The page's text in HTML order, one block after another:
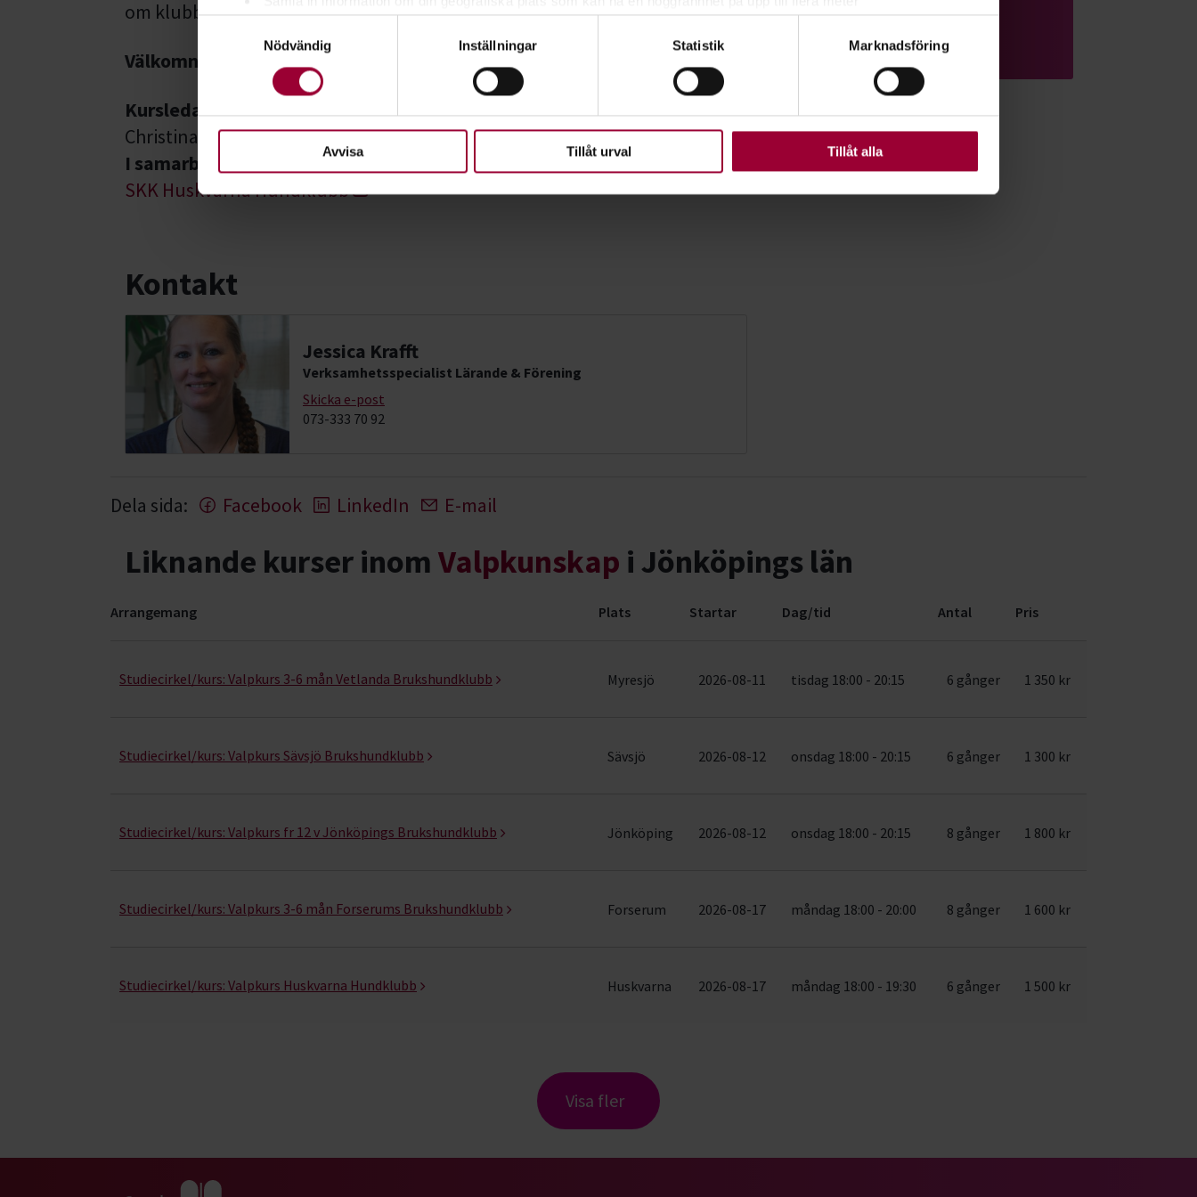
Ta reda på mer om hur dina personliga uppgifter behandlas och ställ in dina preferenser i
detaljsektionen . Du kan ändra
eller dra tillbaka ditt samtycke när som helst från cookie-förklaringen.
För att du ska få en så bra upplevelse som möjligt använder vi kakor (cookies) på vår webbplats. Vissa kakor är
Nödvändig
Inställningar Statistik Marknadsföring
Avvisa Tillåt urval Tillåt alla
om klubben lägger ut en ny liknande kurs.
Välkomna!
Kursledare
Christina Andersson
I samarbete med
SKK Huskvarna Hundklubb
Kontakt
Jessica Krafft
Verksamhetsspecialist Lärande & Förening
Skicka e-post
073-333 70 92
Läs mer om ämnet
Dela sida: Facebook LinkedIn E-mail
Liknande kurser inom Valpkunskap i Jönköpings län
Arrangemang Plats Startar Dag/tid Antal Pris
Studiecirkel/kurs: Valpkurs 3-6 mån Vetlanda Brukshundklubb Myresjö 2026-08-11 tisdag 18:00 - 20:15 6 gånger 1 350 kr
Studiecirkel/kurs: Valpkurs Sävsjö Brukshundklubb Sävsjö 2026-08-12 onsdag 18:00 - 20:15 6 gånger 1 300 kr
Studiecirkel/kurs: Valpkurs fr 12 v Jönköpings Brukshundklubb Jönköping 2026-08-12 onsdag 18:00 - 20:15 8 gånger 1 800 kr
Studiecirkel/kurs: Valpkurs 3-6 mån Forserums Brukshundklubb Forserum 2026-08-17 måndag 18:00 - 20:00 8 gånger 1 600 kr
Studiecirkel/kurs: Valpkurs Huskvarna Hundklubb Huskvarna 2026-08-17 måndag 18:00 - 19:30 6 gånger 1 500 kr
Visa fler
Gå till studiefrämjandets startsida